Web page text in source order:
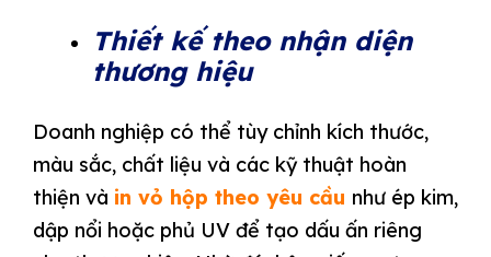
Thiết kế theo nhận diện
thương hiệu
Doanh nghiệp có thể tùy chỉnh kích thước,
màu sắc, chất liệu và các kỹ thuật hoàn
thiện và in vỏ hộp theo yêu cầu như ép kim,
dập nổi hoặc phủ UV để tạo dấu ấn riêng